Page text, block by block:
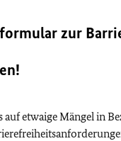
zur
auf etwaige Mängel in